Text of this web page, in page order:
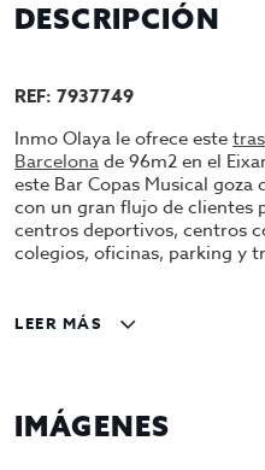
DESCRIPCIÓN
REF: 7937749
Inmo Olaya le ofrece este
Barcelonade 96m2 en el
este Bar Copas Musical
con un gran flujo de clientes
centros deportivos, centros
colegios, oficinas, parking y
Totalmente insonorizado
LEER MÁS
IMÁGENES